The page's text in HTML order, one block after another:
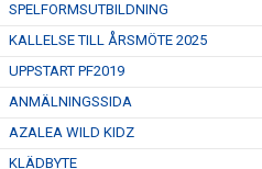
SPELFORMSUTBILDNING
KALLELSE TILL ÅRSMÖTE 2025
UPPSTART PF2019
ANMÄLNINGSSIDA
AZALEA WILD KIDZ
KLÄDBYTE